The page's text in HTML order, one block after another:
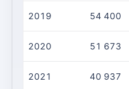
2019 54 400
2020 51 673
2021 40 937